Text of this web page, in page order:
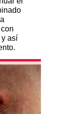
y así